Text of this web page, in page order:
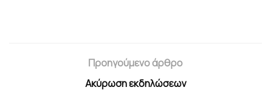
Προηγούμενο άρθρο
Ακύρωση εκδηλώσεων